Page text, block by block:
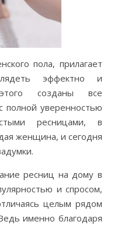
пола, прилагает
эффектно и
созданы все
уверенностью
ресницами, в
женщина, и сегодня
ресниц на дому в
и спросом,
целым рядом
именно благодаря